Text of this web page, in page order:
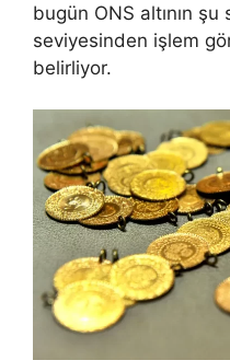
bugün ONS altının
seviyesinden işlem
belirliyor.